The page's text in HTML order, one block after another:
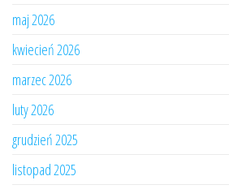
maj 2026
kwiecień 2026
marzec 2026
luty 2026
grudzień 2025
listopad 2025